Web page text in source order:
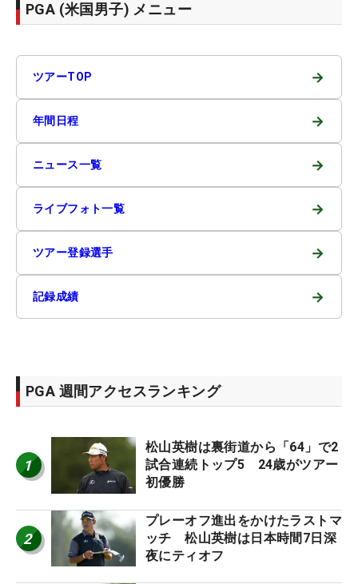
PGA (米国男子) メニュー
ツアーTOP →
年間日程 →
ニュース一覧 →
ライブフォト一覧 →
ツアー登録選手 →
記録成績 →
PGA 週間アクセスランキング
1
松山英樹は裏街道から「64」で2
試合連続トップ5 24歳がツアー
初優勝
2
プレーオフ進出をかけたラストマ
ッチ 松山英樹は日本時間7日深
夜にティオフ